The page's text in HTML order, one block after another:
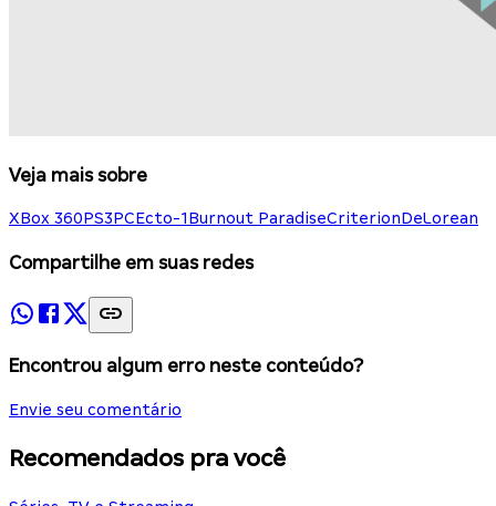
Veja mais sobre
XBox 360PS3PCEcto-1Burnout ParadiseCriterionDeLorean
Compartilhe em suas redes
Encontrou algum erro neste conteúdo?
Envie seu comentário
Recomendados pra você